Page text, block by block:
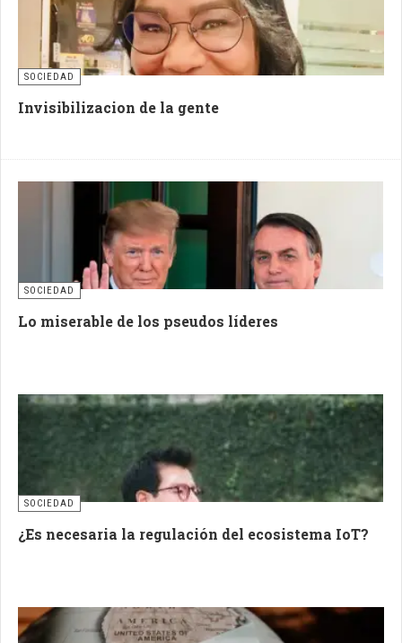
SOCIEDAD
Invisibilizacion de la gente
SOCIEDAD
Lo miserable de los pseudos líderes
SOCIEDAD
¿Es necesaria la regulación del ecosistema IoT?